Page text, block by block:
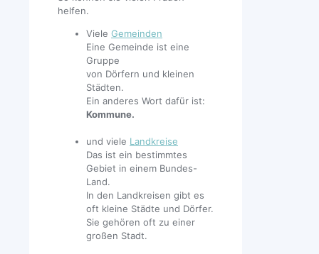
helfen.
Viele Gemeinden
Eine Gemeinde ist eine
Gruppe
von Dörfern und kleinen
Städten.
Ein anderes Wort dafür ist:
Kommune.
und viele Landkreise
Das ist ein bestimmtes
Gebiet in einem Bundes-
Land.
In den Landkreisen gibt es
oft kleine Städte und Dörfer.
Sie gehören oft zu einer
großen Stadt.